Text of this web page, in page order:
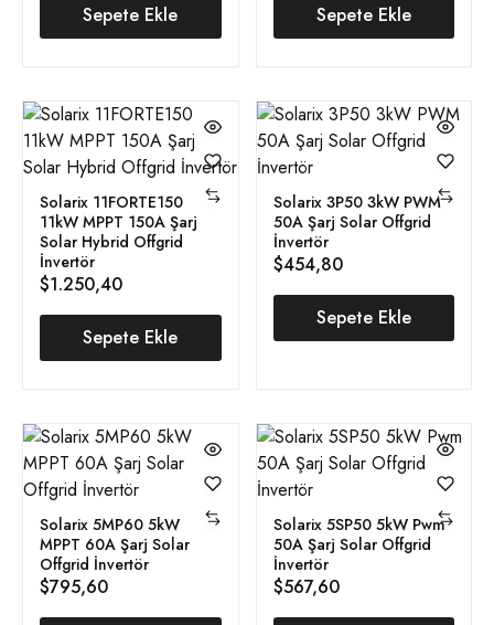
Sepete Ekle Sepete Ekle
Solarix 11FORTE150
11kW MPPT 150A Şarj
Solar Hybrid Offgrid
İnvertör
$1.250,40
Sepete Ekle
Solarix 3P50 3kW PWM
50A Şarj Solar Offgrid
İnvertör
$454,80
Sepete Ekle
Solarix 5MP60 5kW
MPPT 60A Şarj Solar
Offgrid İnvertör
$795,60
Solarix 5SP50 5kW Pwm
50A Şarj Solar Offgrid
İnvertör
$567,60